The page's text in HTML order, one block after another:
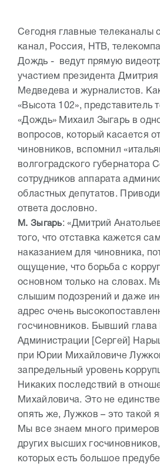
Сегодня главные телеканалы
канал, Россия, НТВ,
Дождь - ведут прямую
участием президента
Медведева и журналистов.
«Высота 102», представитель
«Дождь» Михаил Зыгарь в
вопросов, который касается
чиновников, вспомнил
волгоградского губернатора
сотрудников аппарата
областных депутатов.
ответа дословно.
М. Зыгарь: «Дмитрий
того, что отставка кажется
наказанием для чиновника,
ощущение, что борьба с
основном только на словах.
слышим подозрений и даже
адрес очень
госчиновников. Бывший
Администрации [Сергей]
при Юрии Михайловиче
запредельный уровень
Никаких последствий в
Михайловича. Это не
опять же, Лужков – это такой
Мы все знаем много примеров
других высших
которых есть большое